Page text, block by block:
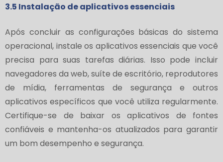
3.5 Instalação de aplicativos essenciais
Após concluir as configurações básicas do sistema
operacional, instale os aplicativos essenciais que você
precisa para suas tarefas diárias. Isso pode incluir
navegadores da web, suíte de escritório, reprodutores
de mídia, ferramentas de segurança e outros
aplicativos específicos que você utiliza regularmente.
Certifique-se de baixar os aplicativos de fontes
confiáveis e mantenha-os atualizados para garantir
um bom desempenho e segurança.